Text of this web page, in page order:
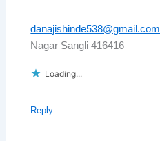
danajishinde538@gmail.com
Nagar Sangli 416416
Loading...
Reply